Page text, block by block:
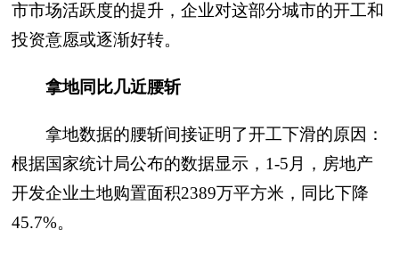
市市场活跃度的提升，企业对这部分城市的开工和
投资意愿或逐渐好转。
拿地同比几近腰斩
拿地数据的腰斩间接证明了开工下滑的原因：
根据国家统计局公布的数据显示，1-5月，房地产
开发企业土地购置面积2389万平方米，同比下降
45.7%。